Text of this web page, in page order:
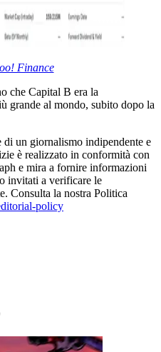
Finance
che Capital B era la
grande al mondo, subito dopo la
un giornalismo indipendente e
è realizzato in conformità con
e mira a fornire informazioni
invitati a verificare le
Consulta la nostra Politica
policy